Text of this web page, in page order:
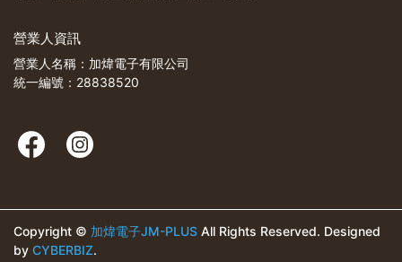
營業人資訊
營業人名稱：加煒電子有限公司
統一編號：28838520
Copyright © 加煒電子JM-PLUS All Rights Reserved. Designed
by CYBERBIZ.